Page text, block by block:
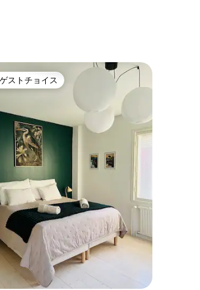
星中4.83つ星の平均評価
評のゲストチョイスです。
ゲストチョイス